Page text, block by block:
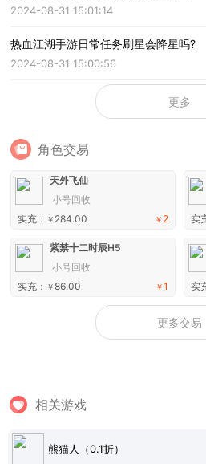
2024-08-31 15:01:14
热血江湖手游日常任务刷星会降星吗?
2024-08-31 15:00:56
更多
角色交易
天外飞仙
小号回收
￥ 2
实充： ￥ 284.00 实
紫禁十二时辰H5
小号回收
￥1
实充： ￥86.00 实
更多交易
相关游戏
熊猫人（0.1折）